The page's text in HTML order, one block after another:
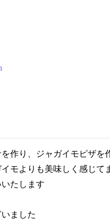
)
作り、ジャガイモピザを
モよりも美味しく感じて
たします
ました